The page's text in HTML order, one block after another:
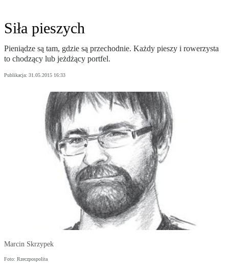
Siła pieszych
Pieniądze są tam, gdzie są przechodnie. Każdy pieszy i rowerzysta
to chodzący lub jeżdżący portfel.
Publikacja: 31.05.2015 16:33
Marcin Skrzypek
Foto: Rzeczpospolita